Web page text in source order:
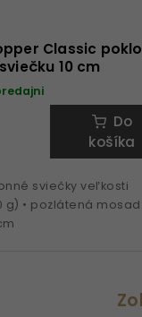
Classic
10 cm
Do
košíka
sviečky veľkosti
g) • pozlátená